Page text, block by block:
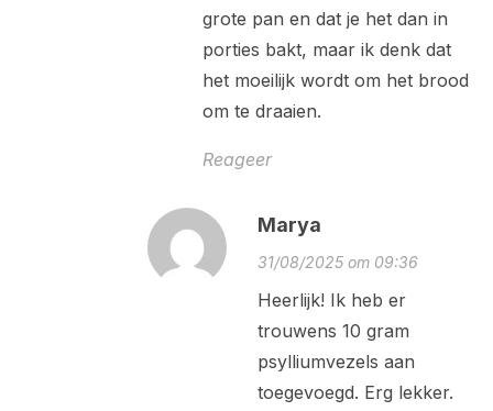
grote pan en dat je het dan in
porties bakt, maar ik denk dat
het moeilijk wordt om het brood
om te draaien.
Reageer
Marya
31/08/2025 om 09:36
Heerlijk! Ik heb er
trouwens 10 gram
psylliumvezels aan
toegevoegd. Erg lekker.